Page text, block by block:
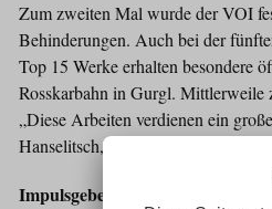
Zum zweiten Mal wurde der VOI
Behinderungen. Auch bei der
Top 15 Werke erhalten besondere
Rosskarbahn in Gurgl. Mittlerweile
„Diese Arbeiten verdienen ein
Hanselitsch, Geschäftsführer der
Impulsgeber für mehr Sichtbarkeit